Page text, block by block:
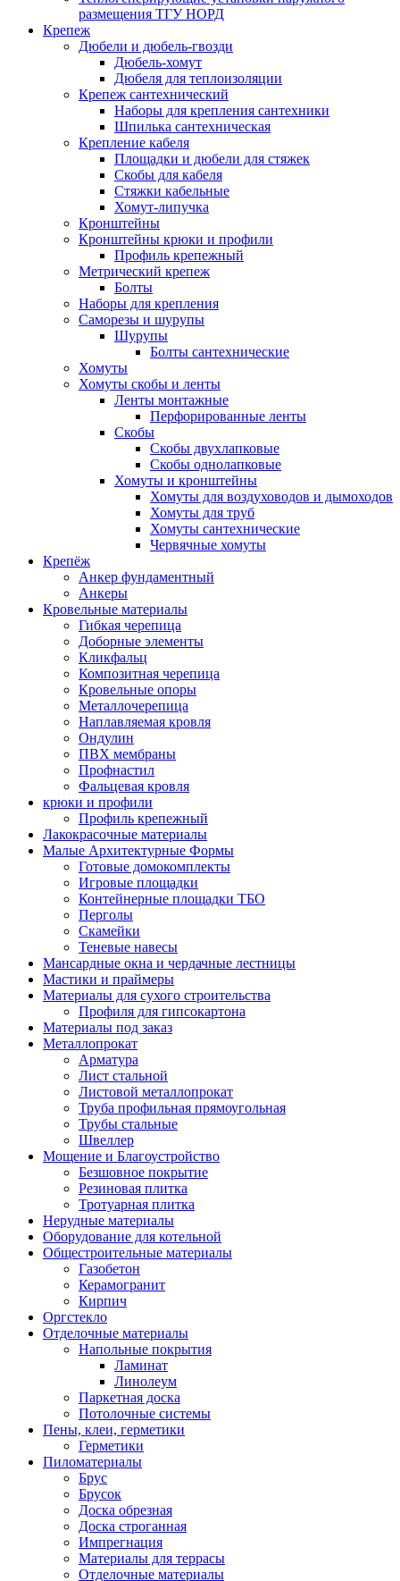
размещения ТГУ НОРД
Крепеж
Дюбели и дюбель-гвозди
Дюбель-хомут
Дюбеля для теплоизоляции
Крепеж сантехнический
Наборы для крепления сантехники
Шпилька сантехническая
Крепление кабеля
Площадки и дюбели для стяжек
Скобы для кабеля
Стяжки кабельные
Хомут-липучка
Кронштейны
Кронштейны крюки и профили
Профиль крепежный
Метрический крепеж
Болты
Наборы для крепления
Саморезы и шурупы
Шурупы
Болты сантехнические
Хомуты
Хомуты скобы и ленты
Ленты монтажные
Перфорированные ленты
Скобы
Скобы двухлапковые
Скобы однолапковые
Хомуты и кронштейны
Хомуты для воздуховодов и дымоходов
Хомуты для труб
Хомуты сантехнические
Червячные хомуты
Крепёж
Анкер фундаментный
Анкеры
Кровельные материалы
Гибкая черепица
Доборные элементы
Кликфальц
Композитная черепица
Кровельные опоры
Металлочерепица
Наплавляемая кровля
Ондулин
ПВХ мембраны
Профнастил
Фальцевая кровля
крюки и профили
Профиль крепежный
Лакокрасочные материалы
Малые Архитектурные Формы
Готовые домокомплекты
Игровые площадки
Контейнерные площадки ТБО
Перголы
Скамейки
Теневые навесы
Мансардные окна и чердачные лестницы
Мастики и праймеры
Материалы для сухого строительства
Профиля для гипсокартона
Материалы под заказ
Металлопрокат
Арматура
Лист стальной
Листовой металлопрокат
Труба профильная прямоугольная
Трубы стальные
Швеллер
Мощение и Благоустройство
Безшовное покрытие
Резиновая плитка
Тротуарная плитка
Нерудные материалы
Оборудование для котельной
Общестроительные материалы
Газобетон
Керамогранит
Кирпич
Оргстекло
Отделочные материалы
Напольные покрытия
Ламинат
Линолеум
Паркетная доска
Потолочные системы
Пены, клеи, герметики
Герметики
Пиломатериалы
Брус
Брусок
Доска обрезная
Доска строганная
Импрегнация
Материалы для террасы
Отделочные материалы